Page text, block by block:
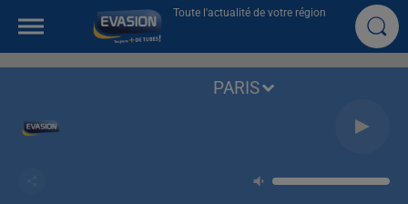
Toute l'actualité de votre région
PARIS